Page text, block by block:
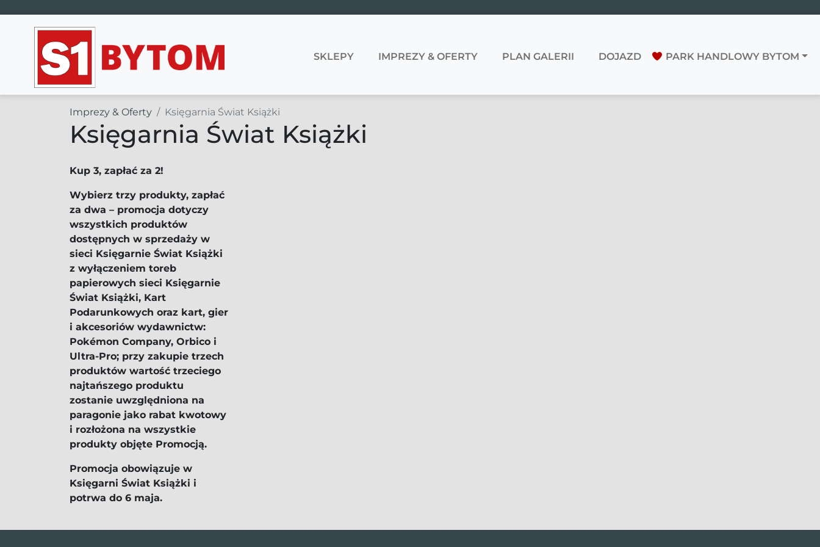
Main Navigation SKLEPY IMPREZY & OFERTY PLAN GALERII DOJAZD PARK HANDLOWY BYTOM
Imprezy & Oferty Księgarnia Świat Książki
Księgarnia Świat Książki
Kup 3, zapłać za 2!
Wybierz trzy produkty, zapłać
za dwa – promocja dotyczy
wszystkich produktów
dostępnych w sprzedaży w
sieci Księgarnie Świat Książki
z wyłączeniem toreb
papierowych sieci Księgarnie
Świat Książki, Kart
Podarunkowych oraz kart, gier
i akcesoriów wydawnictw:
Pokémon Company, Orbico i
Ultra-Pro; przy zakupie trzech
produktów wartość trzeciego
najtańszego produktu
zostanie uwzględniona na
paragonie jako rabat kwotowy
i rozłożona na wszystkie
produkty objęte Promocją.
Promocja obowiązuje w
Księgarni Świat Książki i
potrwa do 6 maja.